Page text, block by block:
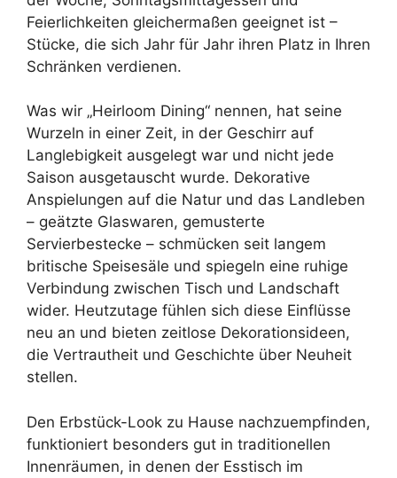
Feierlichkeiten gleichermaßen geeignet ist –
Stücke, die sich Jahr für Jahr ihren Platz in Ihren
Schränken verdienen.
Was wir „Heirloom Dining“ nennen, hat seine
Wurzeln in einer Zeit, in der Geschirr auf
Langlebigkeit ausgelegt war und nicht jede
Saison ausgetauscht wurde. Dekorative
Anspielungen auf die Natur und das Landleben
– geätzte Glaswaren, gemusterte
Servierbestecke – schmücken seit langem
britische Speisesäle und spiegeln eine ruhige
Verbindung zwischen Tisch und Landschaft
wider. Heutzutage fühlen sich diese Einflüsse
neu an und bieten zeitlose Dekorationsideen,
die Vertrautheit und Geschichte über Neuheit
stellen.
Den Erbstück-Look zu Hause nachzuempfinden,
funktioniert besonders gut in traditionellen
Innenräumen, in denen der Esstisch im